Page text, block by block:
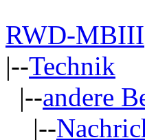
RWD-MBIII
|--Technik
|--andere
|--